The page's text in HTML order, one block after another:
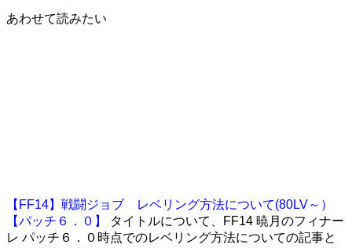
あわせて読みたい
【FF14】戦闘ジョブ レベリング方法について(80LV～）
【パッチ６．０】
タイトルについて、FF14 暁月のフィナー
レ パッチ６．０時点でのレベリング方法についての記事と